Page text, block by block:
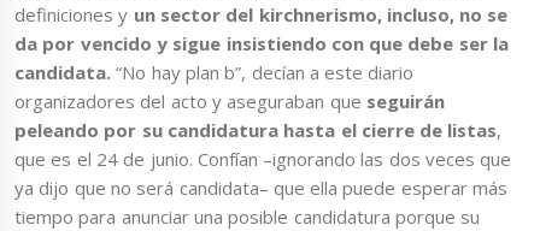
definiciones y un sector del kirchnerismo, incluso, no se
da por vencido y sigue insistiendo con que debe ser la
candidata. “No hay plan b”, decían a este diario
organizadores del acto y aseguraban que seguirán
peleando por su candidatura hasta el cierre de listas,
que es el 24 de junio. Confían –ignorando las dos veces que
ya dijo que no será candidata– que ella puede esperar más
tiempo para anunciar una posible candidatura porque su